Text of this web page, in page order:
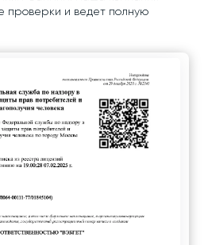
проверки и ведет полную